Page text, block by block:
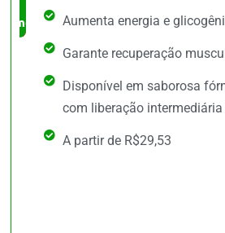
mercadoAumenta energia e
Garante recuperação
Disponível em saborosa
com liberação intermediária
A partir de R$29,53